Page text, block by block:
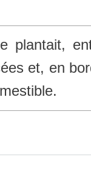
plantait,
et, en